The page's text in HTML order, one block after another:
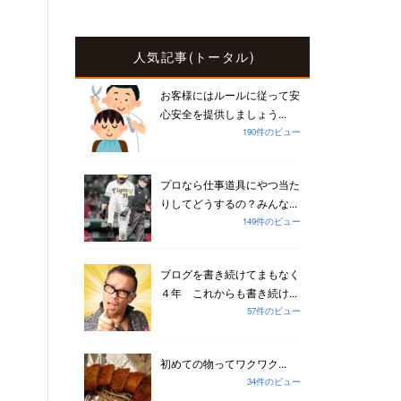
人気記事(トータル)
お客様にはルールに従って安
心安全を提供しましょう...
190件のビュー
プロなら仕事道具にやつ当た
りしてどうするの？みんな...
149件のビュー
ブログを書き続けてまもなく
４年 これからも書き続け...
57件のビュー
初めての物ってワクワク...
34件のビュー